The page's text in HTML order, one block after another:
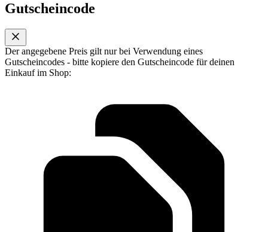
Gutscheincode
Der angegebene Preis gilt nur bei Verwendung eines
Gutscheincodes - bitte kopiere den Gutscheincode für deinen
Einkauf im Shop: